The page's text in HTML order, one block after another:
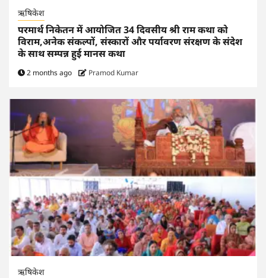
ऋषिकेश
परमार्थ निकेतन में आयोजित 34 दिवसीय श्री राम कथा को
विराम,अनेक संकल्पों, संस्कारों और पर्यावरण संरक्षण के संदेश
के साथ सम्पन्न हुई मानस कथा
2 months ago Pramod Kumar
ऋषिकेश